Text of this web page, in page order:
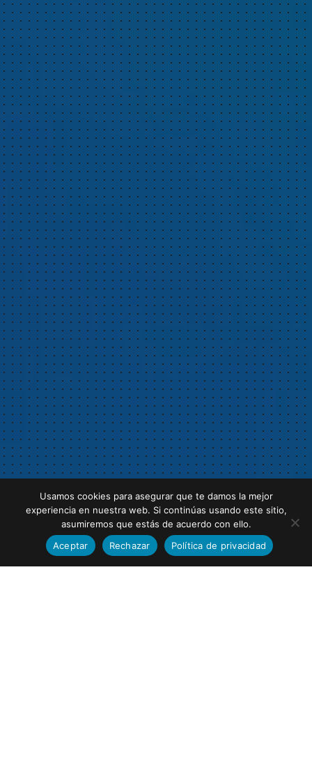
Usamos cookies para asegurar que te damos la mejor
experiencia en nuestra web. Si continúas usando este sitio,
asumiremos que estás de acuerdo con ello.
Aceptar
Rechazar Política de privacidad